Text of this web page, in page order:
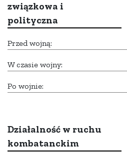
związkowa i
polityczna
Przed wojną:
W czasie wojny:
Po wojnie:
Działalność w ruchu
kombatanckim